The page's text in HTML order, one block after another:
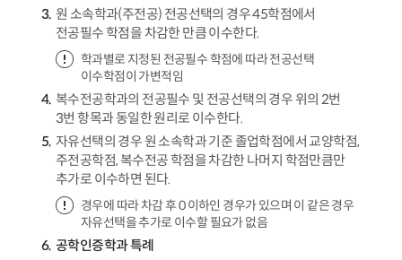
원 소속학과(주전공) 전공선택의 경우 45학점에서
전공필수 학점을 차감한 만큼 이수한다.
학과별로 지정된 전공필수 학점에 따라 전공선택
이수학점이 가변적임
복수전공학과의 전공필수 및 전공선택의 경우 위의 2번
3번 항목과 동일한 원리로 이수한다.
자유선택의 경우 원 소속학과 기준 졸업학점에서 교양학점,
주전공학점, 복수전공 학점을 차감한 나머지 학점만큼만
추가로 이수하면 된다.
경우에 따라 차감 후 0 이하인 경우가 있으며 이 같은 경우
자유선택을 추가로 이수할 필요가 없음
공학인증학과 특례